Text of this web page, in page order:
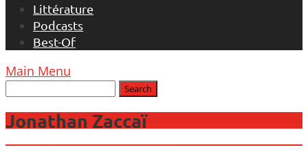
Littérature
Podcasts
Best-Of
Main Menu
Jonathan Zaccaï